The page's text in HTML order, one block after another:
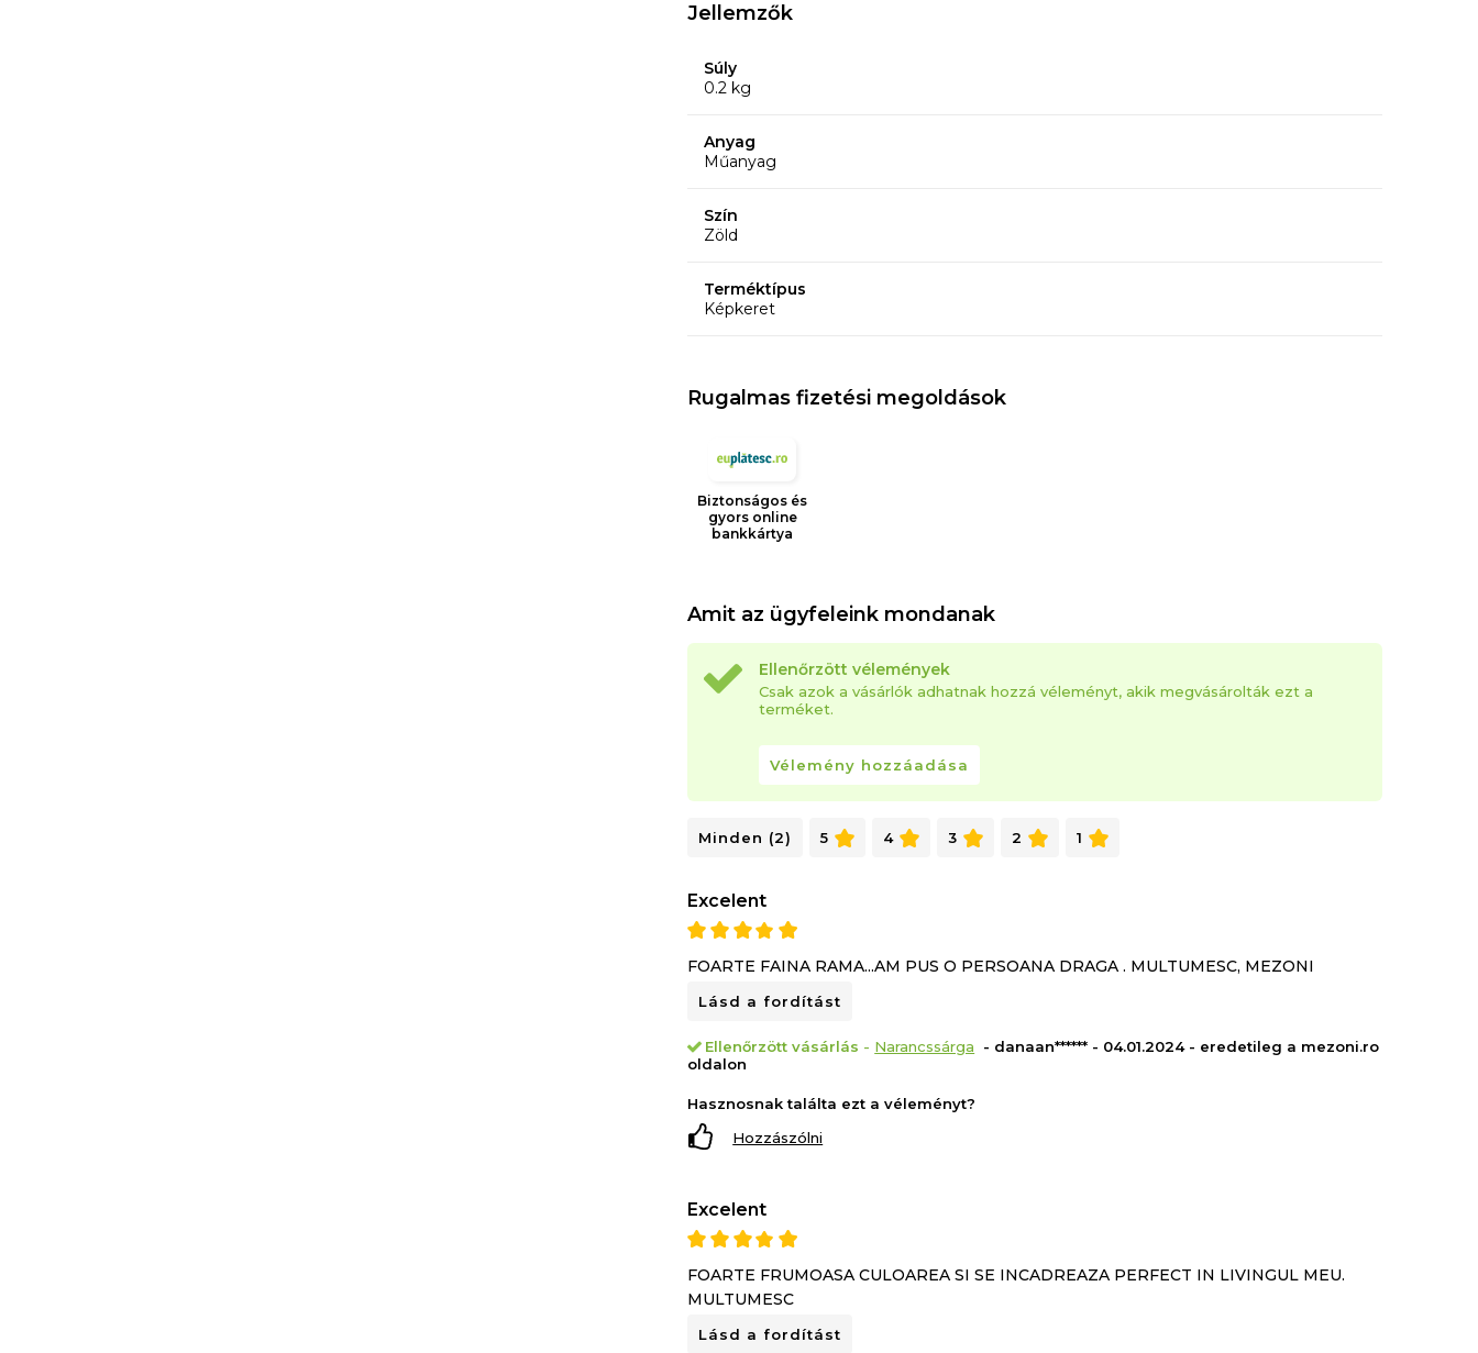
Jellemzők
Súly
0.2 kg
Anyag
Műanyag
Szín
Zöld
Terméktípus
Képkeret
Rugalmas fizetési megoldások
Biztonságos és
gyors online
bankkártya
Amit az ügyfeleink mondanak
Ellenőrzött vélemények
Csak azok a vásárlók adhatnak hozzá véleményt, akik megvásárolták ezt a
terméket.
Vélemény hozzáadása
Minden (2) 5 4 3 2 1
Excelent
FOARTE FAINA RAMA...AM PUS O PERSOANA DRAGA . MULTUMESC, MEZONI
Lásd a fordítást
Ellenőrzött vásárlás - Narancssárga
- danaan****** - 04.01.2024 - eredetileg a mezoni.ro
oldalon
Hasznosnak találta ezt a véleményt?
Hozzászólni
Excelent
FOARTE FRUMOASA CULOAREA SI SE INCADREAZA PERFECT IN LIVINGUL MEU.
MULTUMESC
Lásd a fordítást